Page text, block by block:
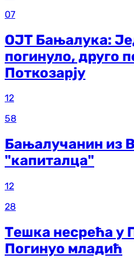
07
ОЈТ Бањалука:
погинуло, друго
Поткозарју
12
58
Бањалучанин из
"капиталца"
12
28
Тешка несрећа у
Погинуо младић